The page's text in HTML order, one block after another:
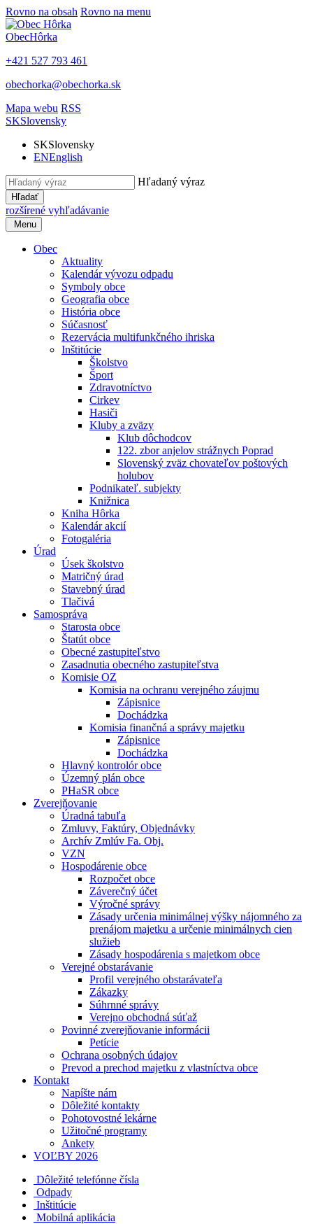
Rovno na obsah Rovno na menu
ObecHôrka
+421 527 793 461
obechorka@obechorka.sk
Mapa webu RSS
SKSlovensky
SKSlovensky
ENEnglish
Hľadaný výraz
Hľadať
rozšírené vyhľadávanie
Menu
Obec
Aktuality
Kalendár vývozu odpadu
Symboly obce
Geografia obce
História obce
Súčasnosť
Rezervácia multifunkčného ihriska
Inštitúcie
Školstvo
Šport
Zdravotníctvo
Cirkev
Hasiči
Kluby a zväzy
Klub dôchodcov
122. zbor anjelov strážnych Poprad
Slovenský zväz chovateľov poštových
holubov
Podnikateľ. subjekty
Knižnica
Kniha Hôrka
Kalendár akcií
Fotogaléria
Úrad
Úsek školstvo
Matričný úrad
Stavebný úrad
Tlačivá
Samospráva
Starosta obce
Štatút obce
Obecné zastupiteľstvo
Zasadnutia obecného zastupiteľstva
Komisie OZ
Komisia na ochranu verejného záujmu
Zápisnice
Dochádzka
Komisia finančná a správy majetku
Zápisnice
Dochádzka
Hlavný kontrolór obce
Územný plán obce
PHaSR obce
Zverejňovanie
Úradná tabuľa
Zmluvy, Faktúry, Objednávky
Archív Zmlúv Fa. Obj.
VZN
Hospodárenie obce
Rozpočet obce
Záverečný účet
Výročné správy
Zásady určenia minimálnej výšky nájomného za
prenájom majetku a určenie minimálnych cien
služieb
Zásady hospodárenia s majetkom obce
Verejné obstarávanie
Profil verejného obstarávateľa
Zákazky
Súhrnné správy
Verejno obchodná súťaž
Povinné zverejňovanie informácii
Petície
Ochrana osobných údajov
Prevod a prechod majetku z vlastníctva obce
Kontakt
Napíšte nám
Dôležité kontakty
Pohotovostné lekárne
Užitočné programy
Ankety
VOĽBY 2026
Dôležité telefónne čísla
Odpady
Inštitúcie
Mobilná aplikácia